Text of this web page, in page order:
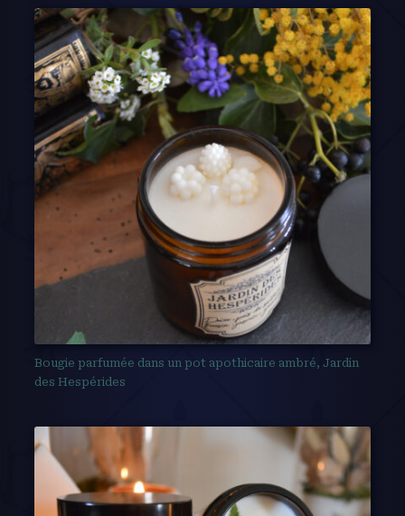
Bougie parfumée dans un pot apothicaire ambré, Jardin
des Hespérides